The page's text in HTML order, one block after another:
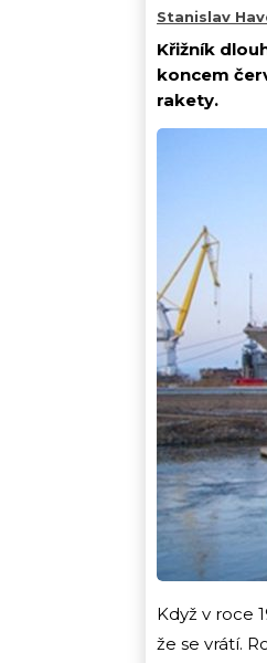
Stanislav
Křižník
koncem
rakety.
Když v roce
že se vrátí.